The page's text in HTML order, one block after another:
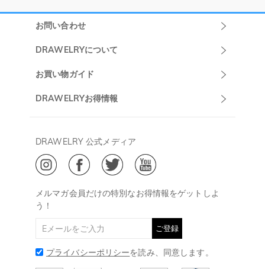
お問い合わせ
DRAWELRYについて
DRAWELRYについて
ご利用規約
ご特定商取引法に基づく表示
お買い物ガイド
発送について
ジュエリーお手入れ
Drawelry Blog
DRAWELRYお得情報
会員・ポイントについて
メルマガ会員だけの特別なお得情報をゲットしよ
う！
ご登録
プライバシーポリシーを読み、同意します。
DRAWELRY 公式メディア